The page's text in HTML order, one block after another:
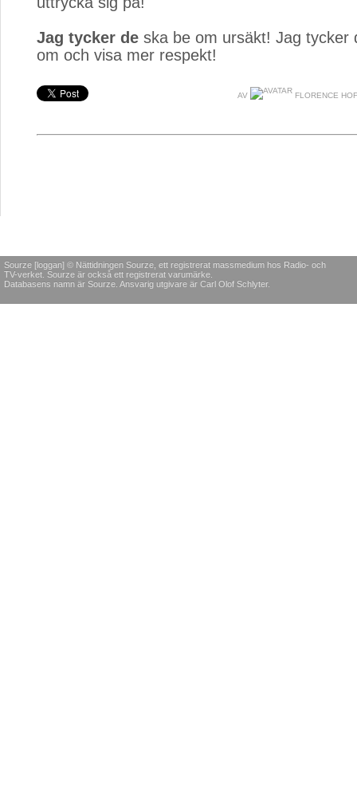
Jag tycker de ska be om ursäkt! Jag tycker
om och visa mer respekt!
AV FLORENCE
Sourze [loggan] © Nättidningen Sourze, ett registrerat massmedium hos Radio- och
TV-verket. Sourze är också ett registrerat varumärke.
Databasens namn är Sourze. Ansvarig utgivare är Carl Olof Schlyter.